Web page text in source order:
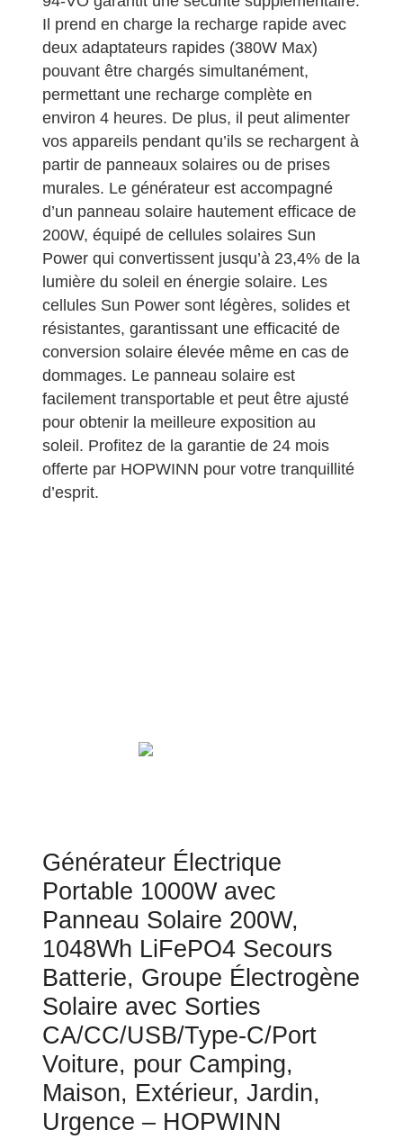
Il prend en charge la recharge rapide avec
deux adaptateurs rapides (380W Max)
pouvant être chargés simultanément,
permettant une recharge complète en
environ 4 heures. De plus, il peut alimenter
vos appareils pendant qu’ils se rechargent à
partir de panneaux solaires ou de prises
murales. Le générateur est accompagné
d’un panneau solaire hautement efficace de
200W, équipé de cellules solaires Sun
Power qui convertissent jusqu’à 23,4% de la
lumière du soleil en énergie solaire. Les
cellules Sun Power sont légères, solides et
résistantes, garantissant une efficacité de
conversion solaire élevée même en cas de
dommages. Le panneau solaire est
facilement transportable et peut être ajusté
pour obtenir la meilleure exposition au
soleil. Profitez de la garantie de 24 mois
offerte par HOPWINN pour votre tranquillité
d’esprit.
Générateur Électrique
Portable 1000W avec
Panneau Solaire 200W,
1048Wh LiFePO4 Secours
Batterie, Groupe Électrogène
Solaire avec Sorties
CA/CC/USB/Type-C/Port
Voiture, pour Camping,
Maison, Extérieur, Jardin,
Urgence – HOPWINN